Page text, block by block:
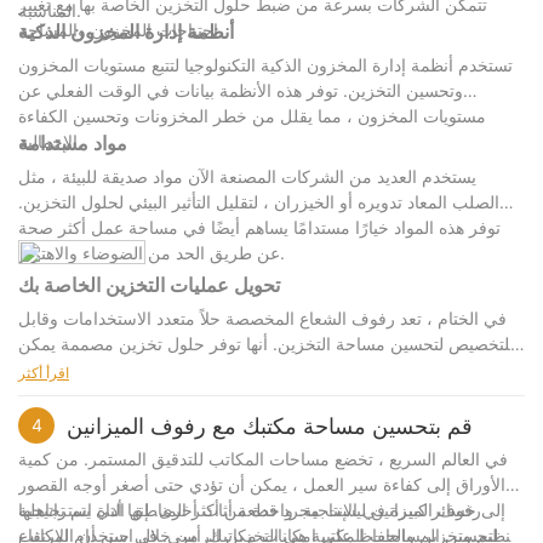
المناسبة.
احتياجات المخزون والمساحة.
أنظمة إدارة المخزون الذكية
تستخدم أنظمة إدارة المخزون الذكية التكنولوجيا لتتبع مستويات المخزون
وتحسين التخزين. توفر هذه الأنظمة بيانات في الوقت الفعلي عن
مستويات المخزون ، مما يقلل من خطر المخزونات وتحسين الكفاءة
الإجمالية.
مواد مستدامة
يستخدم العديد من الشركات المصنعة الآن مواد صديقة للبيئة ، مثل
الصلب المعاد تدويره أو الخيزران ، لتقليل التأثير البيئي لحلول التخزين.
توفر هذه المواد خيارًا مستدامًا يساهم أيضًا في مساحة عمل أكثر صحة
عن طريق الحد من الضوضاء والاهتزاز.
تحويل عمليات التخزين الخاصة بك
في الختام ، تعد رفوف الشعاع المخصصة حلاً متعدد الاستخدامات وقابل
للتخصيص لتحسين مساحة التخزين. أنها توفر حلول تخزين مصممة يمكن
أن تساعد الشركات على تقليل التكاليف ، وتحسين الإنتاجية ، وتعزيز
الشعاع المخصصة أن الشركات يمكنها تلبية احتياجاتها المحددة بشكل
مع استمرار تطور متطلبات مكان العمل الحديث ، سيوفر التطور المستمر
لتكنولوجيا رف الشعاع بلا شك حلولًا أكثر إبداعًا لتحسين التخزين. من خلال
البقاء على اطلاع بأحدث التطورات والاستثمار في رفوف الشعاع
اقرأ أكثر
4 قم بتحسين مساحة مكتبك مع رفوف الميزانين
في العالم السريع ، تخضع مساحات المكاتب للتدقيق المستمر. من كمية
الأوراق إلى كفاءة سير العمل ، يمكن أن تؤدي حتى أصغر أوجه القصور
إلى خسائر كبيرة في الإنتاجية. واحدة من أكثر المناطق التي يتم تجاهلها
لتحسين المساحات المكتبية هي التخزين الرأسي. في حين أن المكاتب
رفوف الميزانين ليست مجرد قطعة أثاث أخرى. إنها أداة استراتيجية
لتنظيم وتخزين والحفاظ على إمكانات مكاتبك. من خلال استخدام الارتفاع